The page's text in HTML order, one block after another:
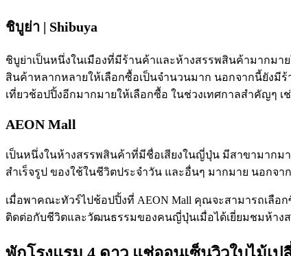
ชิบูย่า | Shibuya
ชิบูย่าเป็นหนึ่งในเมืองที่มีร้านค้าและห้างสรรพสินค้ามากมา
สินค้าหลากหลายให้เลือกซื้อเป็นจำนวนมาก นอกจากนี้ยัง
เที่ยวช้อปปิ้งอีกมากมายให้เลือกซื้อ ในช่วงเทศกาลสำคัญๆ
AEON Mall
เป็นหนึ่งในห้างสรรพสินค้าที่มีชื่อเสียงในญี่ปุ่น มีสาขามากม
สำเร็จรูป ของใช้ในชีวิตประจำวัน และอื่นๆ มากมาย นอก
เมื่อพาคณะทัวร์ไปช้อปปิ้งที่ AEON Mall คุณจะสามารถเลื
ติดต่อกับชีวิตและวัฒนธรรมของคนญี่ปุ่นเมื่อได้เยี่ยมชมห้าง